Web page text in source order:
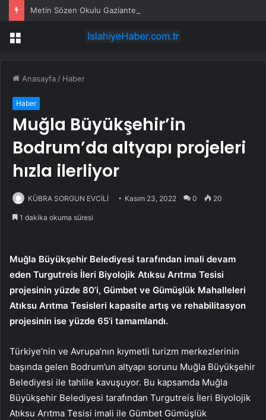
Menü
Anasayfa / Haber
Haber
Muğla Büyükşehir’in
Bodrum’da altyapı projeleri
hızla ilerliyor
KÜBRA SORGUN EVCİLİ Kasım 23, 2022 0 20
1 dakika okuma süresi
Muğla Büyükşehir Belediyesi tarafından imali devam
eden Turgutreis İleri Biyolojik Atıksu Arıtma Tesisi
projesinin yüzde 80’i, Gümbet ve Gümüşlük Mahalleleri
Atıksu Arıtma Tesisleri kapasite artış ve rehabilitasyon
projesinin ise yüzde 65’i tamamlandı.
Türkiye’nin ve Avrupa’nın kıymetli turizm merkezlerinin
başında gelen Bodrum’un altyapı sorunu Muğla Büyükşehir
Belediyesi ile tahlile kavuşuyor. Bu kapsamda Muğla
Büyükşehir Belediyesi tarafından Turgutreis İleri Biyolojik
Atıksu Arıtma Tesisi imali ile Gümbet Gümüşlük